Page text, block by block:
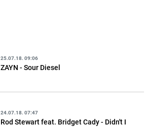
25.07.18. 09:06
ZAYN - Sour Diesel
24.07.18. 07:47
Rod Stewart feat. Bridget Cady - Didn't I